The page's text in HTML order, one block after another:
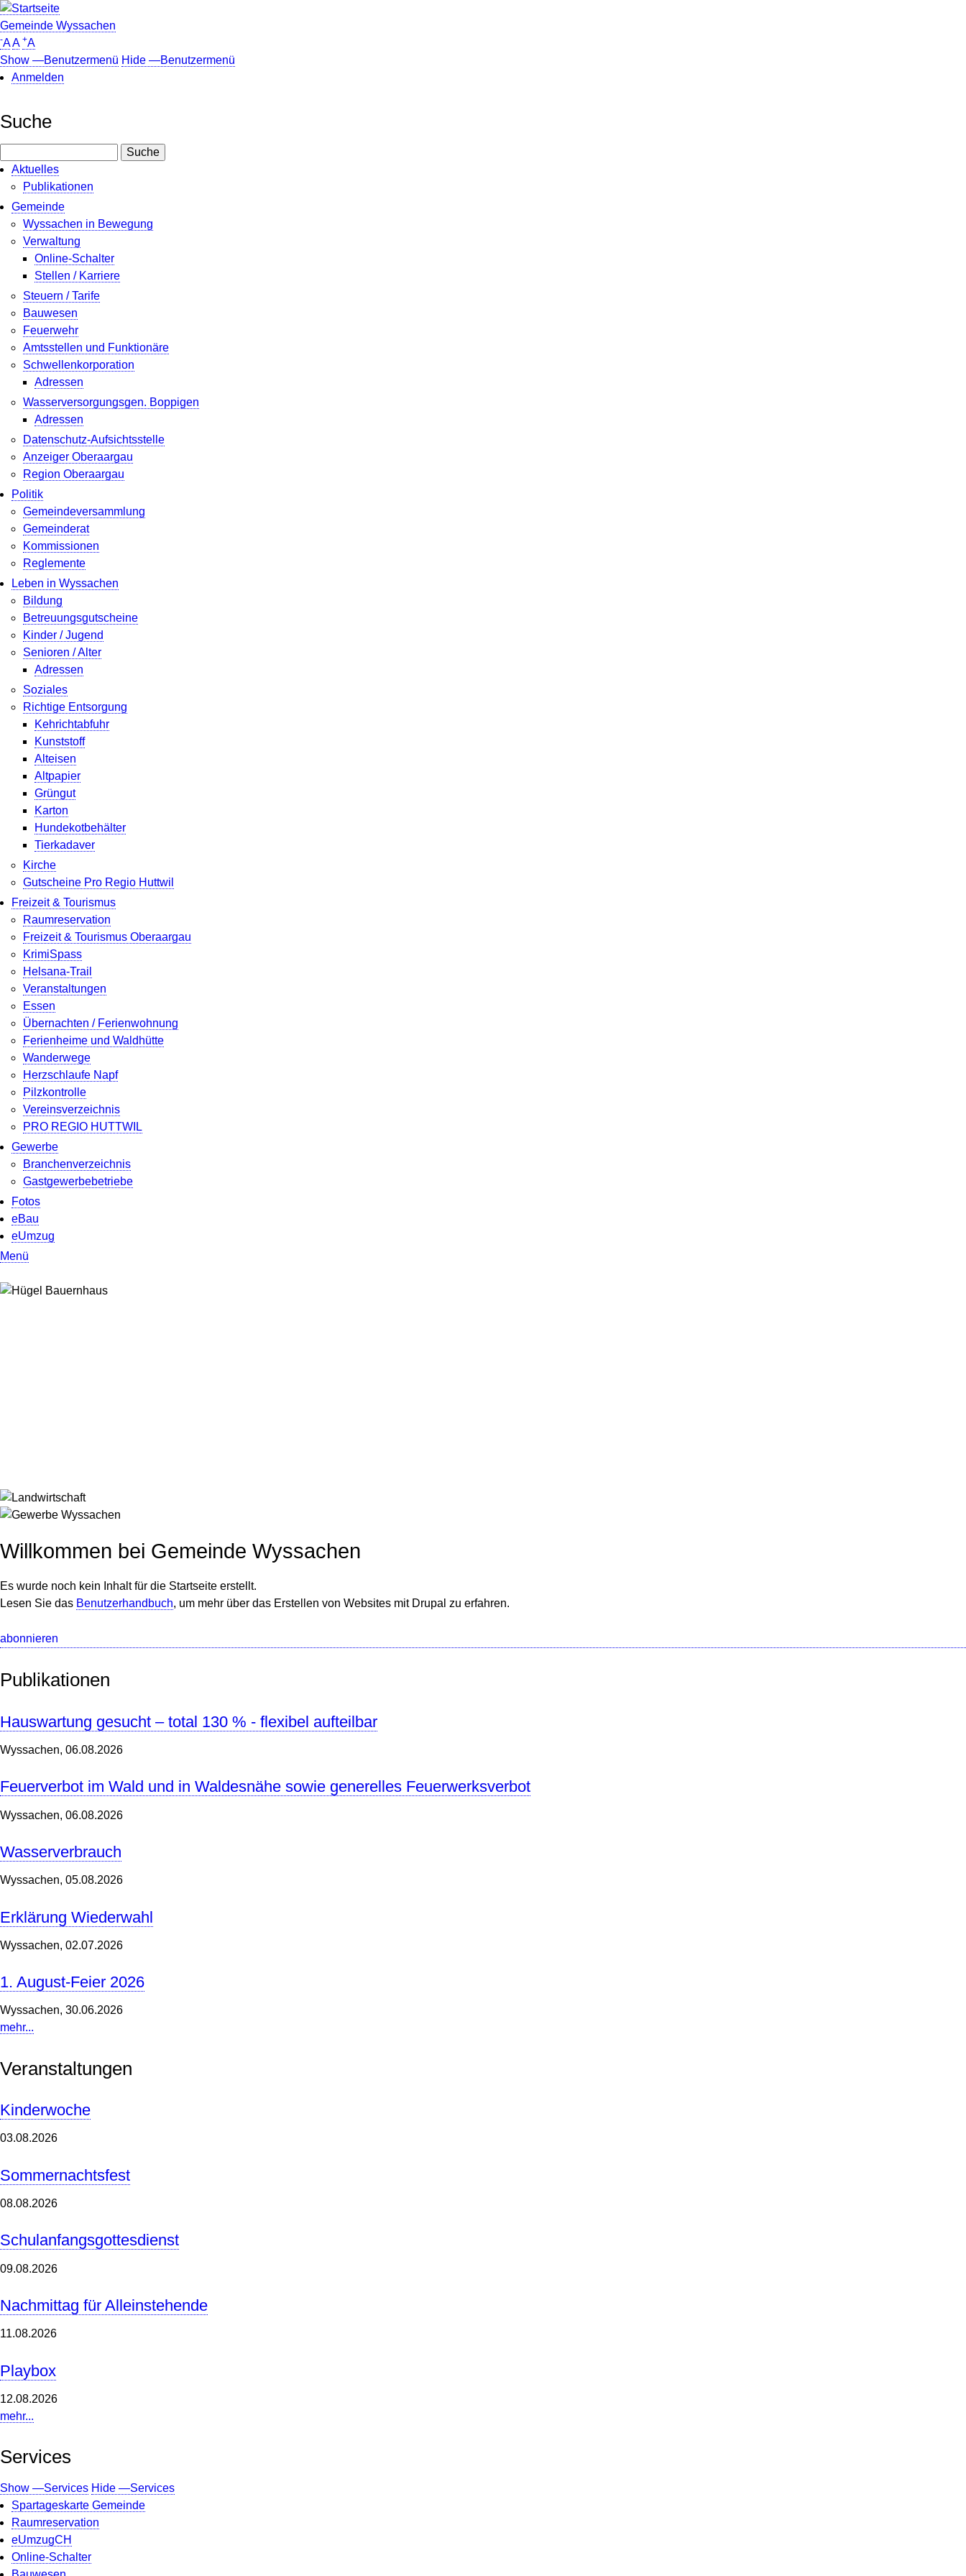
Direkt
zum
Inhalt
Gemeinde Wyssachen
-AA +A
Benutzermenü
Show —Benutzermenü Hide —Benutzermenü
Anmelden
Suche
Aktuelles
Publikationen
Gemeinde
Wyssachen in Bewegung
Verwaltung
Online-Schalter
Stellen / Karriere
Steuern / Tarife
Bauwesen
Feuerwehr
Amtsstellen und Funktionäre
Schwellenkorporation
Adressen
Wasserversorgungsgen. Boppigen
Adressen
Datenschutz-Aufsichtsstelle
Anzeiger Oberaargau
Region Oberaargau
Politik
Gemeindeversammlung
Gemeinderat
Kommissionen
Reglemente
Leben in Wyssachen
Bildung
Betreuungsgutscheine
Kinder / Jugend
Senioren / Alter
Adressen
Soziales
Richtige Entsorgung
Kehrichtabfuhr
Kunststoff
Alteisen
Altpapier
Grüngut
Karton
Hundekotbehälter
Tierkadaver
Kirche
Gutscheine Pro Regio Huttwil
Freizeit & Tourismus
Raumreservation
Freizeit & Tourismus Oberaargau
KrimiSpass
Helsana-Trail
Veranstaltungen
Essen
Übernachten / Ferienwohnung
Ferienheime und Waldhütte
Wanderwege
Herzschlaufe Napf
Pilzkontrolle
Vereinsverzeichnis
PRO REGIO HUTTWIL
Gewerbe
Branchenverzeichnis
Gastgewerbebetriebe
Fotos
eBau
eUmzug
Menü
Willkommen bei Gemeinde Wyssachen
Es wurde noch kein Inhalt für die Startseite erstellt.
Lesen Sie das Benutzerhandbuch, um mehr über das Erstellen von Websites mit Drupal zu erfahren.
abonnieren
Publikationen
Hauswartung gesucht – total 130 % - flexibel aufteilbar
Wyssachen, 06.08.2026
Feuerverbot im Wald und in Waldesnähe sowie generelles Feuerwerksverbot
Wyssachen, 06.08.2026
Wasserverbrauch
Wyssachen, 05.08.2026
Erklärung Wiederwahl
Wyssachen, 02.07.2026
1. August-Feier 2026
Wyssachen, 30.06.2026
mehr...
Veranstaltungen
Kinderwoche
03.08.2026
Sommernachtsfest
08.08.2026
Schulanfangsgottesdienst
09.08.2026
Nachmittag für Alleinstehende
11.08.2026
Playbox
12.08.2026
mehr...
Services
Show —Services Hide —Services
Spartageskarte Gemeinde
Raumreservation
eUmzugCH
Online-Schalter